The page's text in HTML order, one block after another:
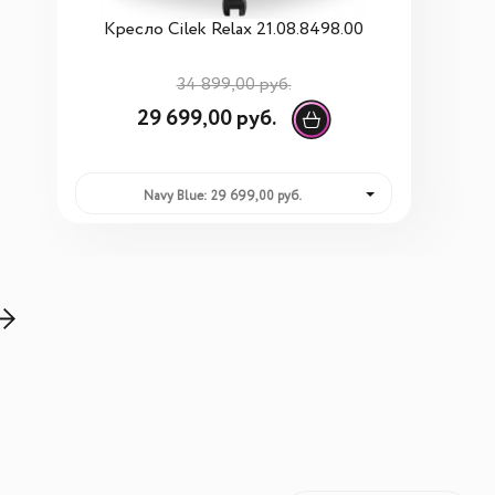
Кресло Cilek Relax 21.08.8498.00
34 899,00 руб.
29 699,00 руб.
Navy Blue: 29 699,00 руб.